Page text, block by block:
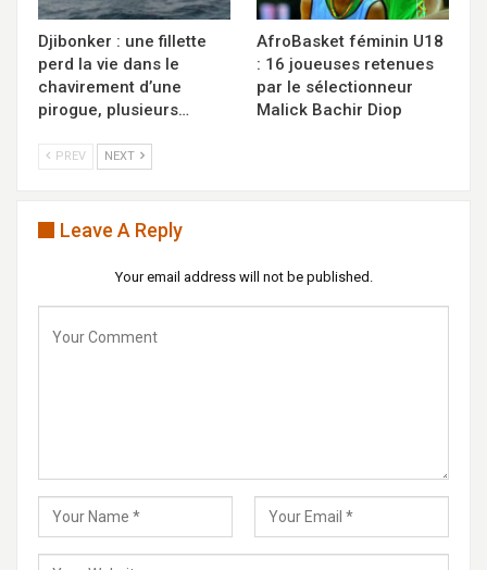
Djibonker : une fillette
perd la vie dans le
chavirement d’une
pirogue, plusieurs…
AfroBasket féminin U18
: 16 joueuses retenues
par le sélectionneur
Malick Bachir Diop
PREV NEXT
Leave A Reply
Your email address will not be published.